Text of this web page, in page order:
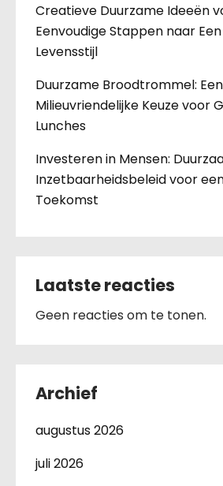
Creatieve Duurzame Ideeën
Eenvoudige Stappen naar
Levensstijl
Duurzame Broodtrommel: Een
Milieuvriendelijke Keuze voor
Lunches
Investeren in Mensen:
Inzetbaarheidsbeleid voor
Toekomst
Laatste reacties
Geen reacties om te tonen.
Archief
augustus 2026
juli 2026